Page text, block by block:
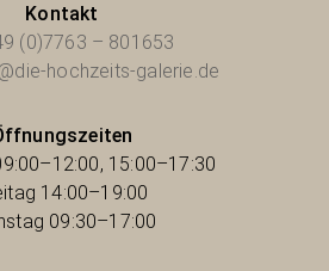
Kontakt
(0)7763 – 801653
hochzeits-galerie.de
15:00–17:30
14:00–19:00
09:30–17:00